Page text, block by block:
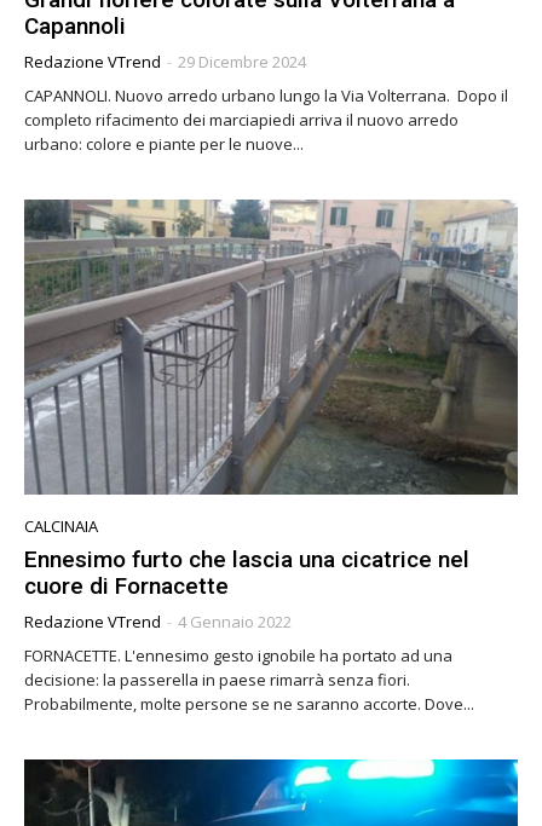
Capannoli
Redazione VTrend - 29 Dicembre 2024
CAPANNOLI. Nuovo arredo urbano lungo la Via Volterrana. Dopo il
completo rifacimento dei marciapiedi arriva il nuovo arredo
urbano: colore e piante per le nuove...
CALCINAIA
Ennesimo furto che lascia una cicatrice nel
cuore di Fornacette
Redazione VTrend - 4 Gennaio 2022
FORNACETTE. L'ennesimo gesto ignobile ha portato ad una
decisione: la passerella in paese rimarrà senza fiori.
Probabilmente, molte persone se ne saranno accorte. Dove...